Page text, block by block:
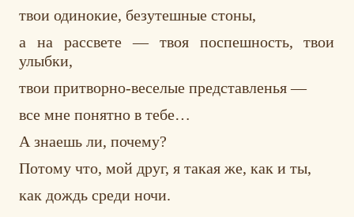
твои одинокие, безутешные стоны,
а на рассвете — твоя поспешность, твои
улыбки,
твои притворно-веселые представленья —
все мне понятно в тебе…
А знаешь ли, почему?
Потому что, мой друг, я такая же, как и ты,
как дождь среди ночи.